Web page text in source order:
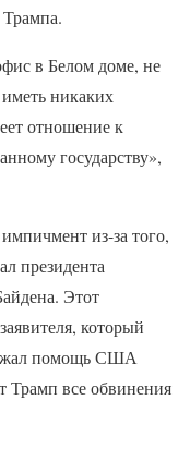
в Белом доме, не
никаких
отношение к
государству»,
из-за того,
президента
Этот
который
помощь США
Трамп все обвинения